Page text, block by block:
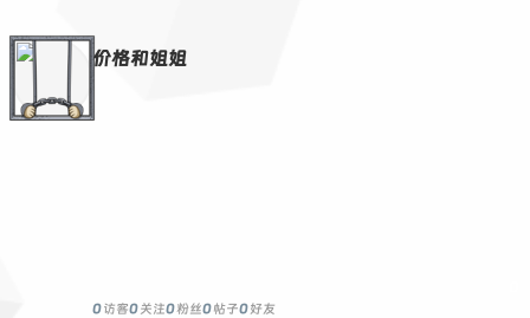
价格和姐姐
0 访客0 关注0粉丝0 帖子0 好友